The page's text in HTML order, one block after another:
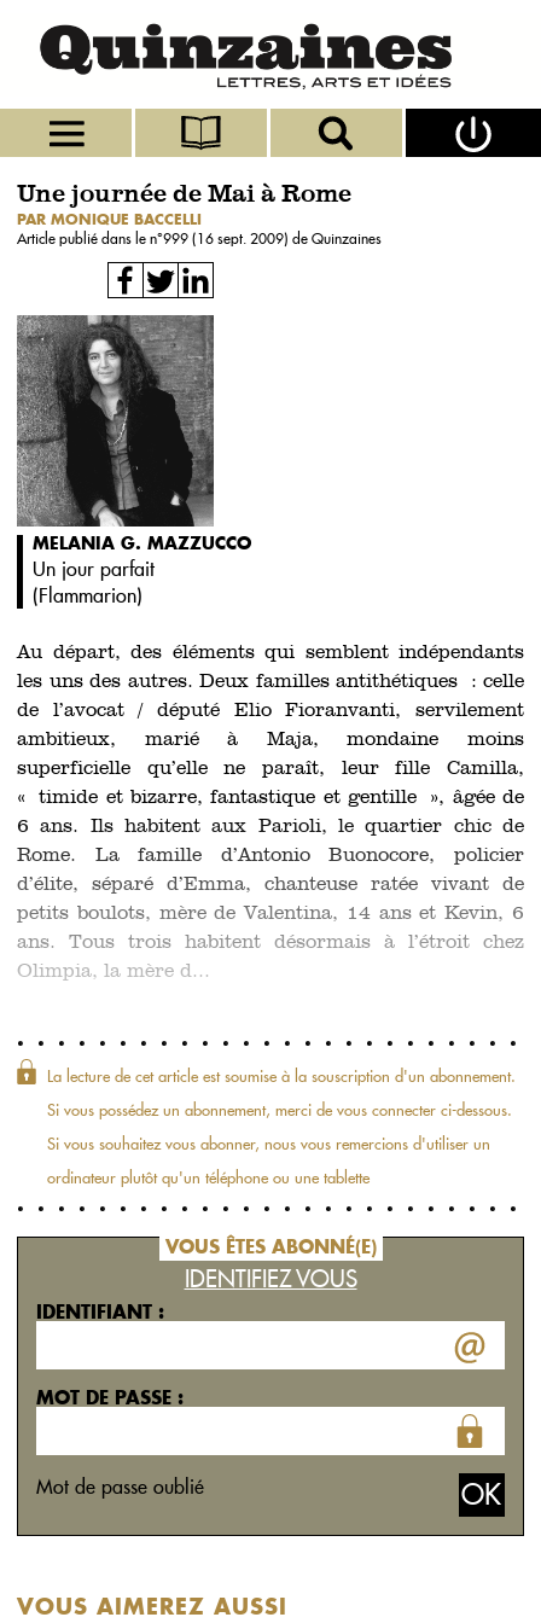
Une journée de Mai à Rome
PAR MONIQUE BACCELLI
Article publié dans le n°999 (16 sept. 2009) de Quinzaines
MELANIA G. MAZZUCCO
Un jour parfait
(Flammarion)
Au départ, des éléments qui semblent indépendants
les uns des autres. Deux familles antithétiques : celle
de l’avocat / député Elio Fioranvanti, servilement
ambitieux, marié à Maja, mondaine moins
superficielle qu’elle ne paraît, leur fille Camilla,
« timide et bizarre, fantastique et gentille », âgée de
6 ans. Ils habitent aux Parioli, le quartier chic de
Rome. La famille d’Antonio Buonocore, policier
d’élite, séparé d’Emma, chanteuse ratée vivant de
petits boulots, mère de Valentina, 14 ans et Kevin, 6
ans. Tous trois habitent désormais à l’étroit chez
Olimpia, la mère d...
La lecture de cet article est soumise à la souscription d'un abonnement.
Si vous possédez un abonnement, merci de vous connecter ci-dessous.
Si vous souhaitez vous abonner, nous vous remercions d'utiliser un
ordinateur plutôt qu'un téléphone ou une tablette
VOUS ÊTES ABONNÉ(E)
IDENTIFIEZ VOUS
IDENTIFIANT :
MOT DE PASSE :
Mot de passe oublié
VOUS AIMEREZ AUSSI